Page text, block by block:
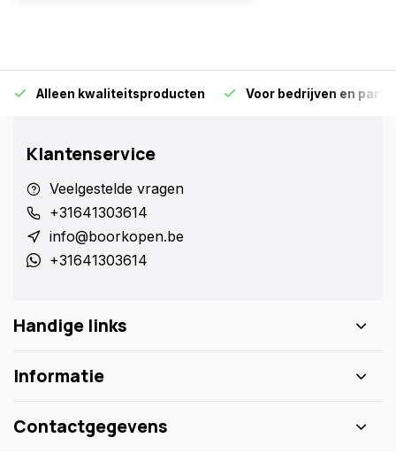
Alleen kwaliteitsproducten Voor bedrijven en
Klantenservice
Veelgestelde vragen
+31641303614
info@boorkopen.be
+31641303614
Handige links
Informatie
Contactgegevens